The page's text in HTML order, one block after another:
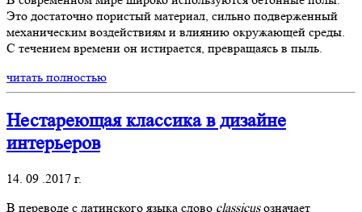
Это достаточно пористый материал, сильно подверженный
механическим воздействиям и влиянию окружающей среды.
С течением времени он истирается, превращаясь в пыль.
читать полностью
Нестареющая классика в дизайне
интерьеров
14. 09 .2017 г.
В переводе с латинского языка слово classicusозначает